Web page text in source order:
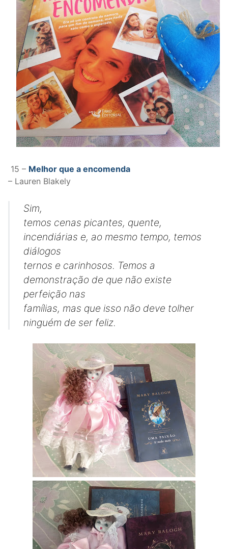
15 – Melhor que a encomenda
– Lauren Blakely
Sim,
temos cenas picantes, quente,
incendiárias e, ao mesmo tempo, temos
diálogos
ternos e carinhosos. Temos a
demonstração de que não existe
perfeição nas
famílias, mas que isso não deve tolher
ninguém de ser feliz.